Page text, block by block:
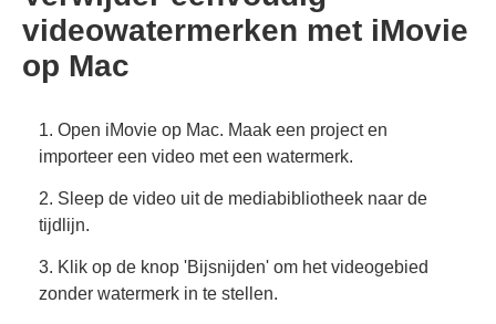
videowatermerken met iMovie
op Mac
1. Open iMovie op Mac. Maak een project en
importeer een video met een watermerk.
2. Sleep de video uit de mediabibliotheek naar de
tijdlijn.
3. Klik op de knop 'Bijsnijden' om het videogebied
zonder watermerk in te stellen.